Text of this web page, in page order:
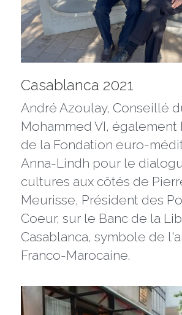
Casablanca 2021
André Azoulay, Conseillé
Mohammed VI, également
de la Fondation euro-
Anna-Lindh pour le
cultures aux côtés de
Meurisse, Président des
Coeur, sur le Banc de la
Casablanca, symbole de
Franco-Marocaine.